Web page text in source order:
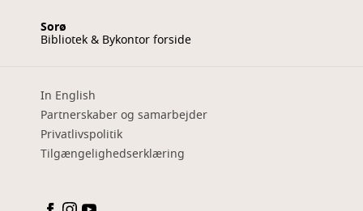
Sorø
Bibliotek & Bykontor forside
In English
Partnerskaber og samarbejder
Privatlivspolitik
Tilgængelighedserklæring